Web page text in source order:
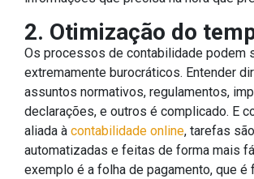
2. Otimização do
Os processos de contabilidade podem
extremamente burocráticos. Entender
assuntos normativos, regulamentos,
declarações, e outros é complicado. E
aliada à contabilidade online, tarefas são
automatizadas e feitas de forma mais
exemplo é a folha de pagamento, que é